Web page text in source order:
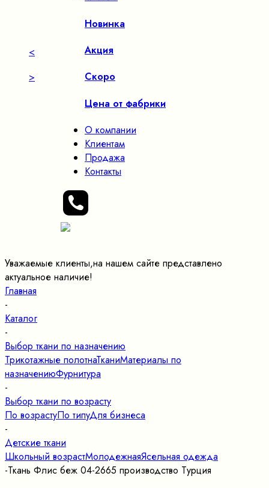
Новинка
Акция
Скоро
Цена от фабрики
О компании
Клиентам
Продажа
Контакты
Уважаемые клиенты,на нашем сайте представлено
актуальное наличие!
Главная
-
Каталог
-
Выбор ткани по назначению
Трикотажные полотнаТканиМатериалы по
назначениюФурнитура
-
Выбор ткани по возрасту
По возрастуПо типуДля бизнеса
-
Детские ткани
Школьный возрастМолодежнаяЯсельная одежда
-Ткань Флис беж 04-2665 производство Турция
<
>